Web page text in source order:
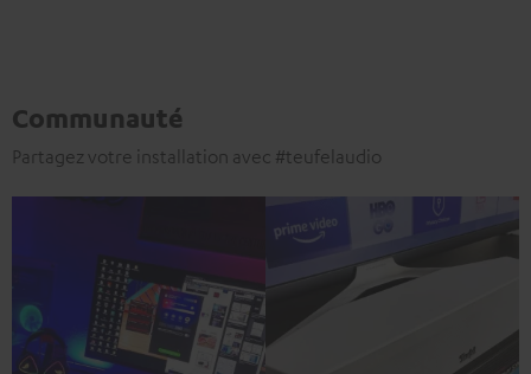
Communauté
Partagez votre installation avec #teufelaudio